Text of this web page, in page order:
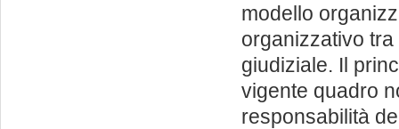
modello
organizzativo
giudiziale. Il
vigente quadro
responsabilità